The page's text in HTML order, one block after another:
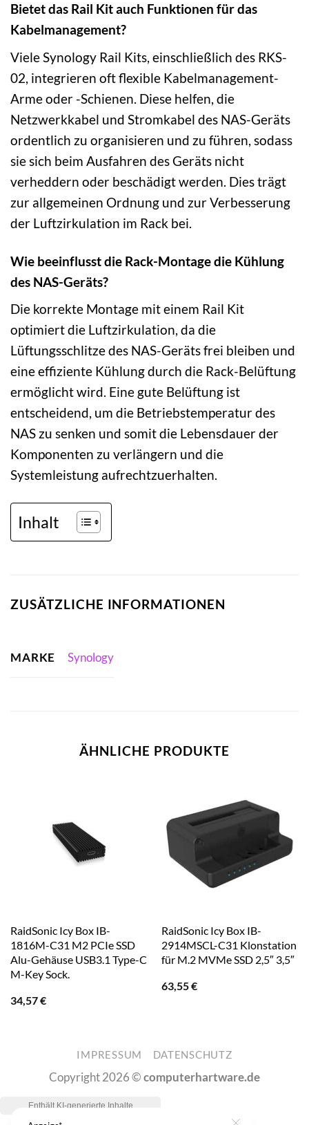
Bietet das Rail Kit auch Funktionen für das
Kabelmanagement?
Viele Synology Rail Kits, einschließlich des RKS-
02, integrieren oft flexible Kabelmanagement-
Arme oder -Schienen. Diese helfen, die
Netzwerkkabel und Stromkabel des NAS-Geräts
ordentlich zu organisieren und zu führen, sodass
sie sich beim Ausfahren des Geräts nicht
verheddern oder beschädigt werden. Dies trägt
zur allgemeinen Ordnung und zur Verbesserung
der Luftzirkulation im Rack bei.
Wie beeinflusst die Rack-Montage die Kühlung
des NAS-Geräts?
Die korrekte Montage mit einem Rail Kit
optimiert die Luftzirkulation, da die
Lüftungsschlitze des NAS-Geräts frei bleiben und
eine effiziente Kühlung durch die Rack-Belüftung
ermöglicht wird. Eine gute Belüftung ist
entscheidend, um die Betriebstemperatur des
NAS zu senken und somit die Lebensdauer der
Komponenten zu verlängern und die
Systemleistung aufrechtzuerhalten.
Inhalt
ZUSÄTZLICHE INFORMATIONEN
MARKE Synology
ÄHNLICHE PRODUKTE
RaidSonic Icy Box IB-
1816M-C31 M2 PCIe SSD
Alu-Gehäuse USB3.1 Type-C
M-Key Sock.
34,57€
RaidSonic Icy Box IB-
2914MSCL-C31 Klonstation
für M.2 MVMe SSD 2,5″ 3,5″
63,55€
IMPRESSUM DATENSCHUTZ
Copyright 2026 ©computerhartware.de